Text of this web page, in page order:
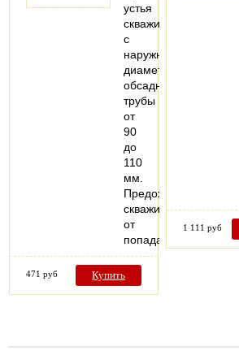
устья
скважины
с
наружным
диаметром
обсадной
трубы
от
90
до
110
мм.
Предохранит
скважину
от
попадания…
471 руб Купить
1 111 руб